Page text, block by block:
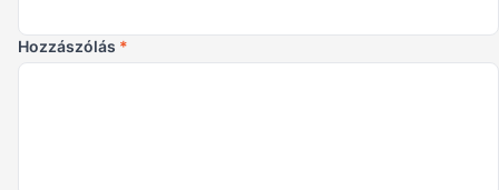
Hozzászólás *